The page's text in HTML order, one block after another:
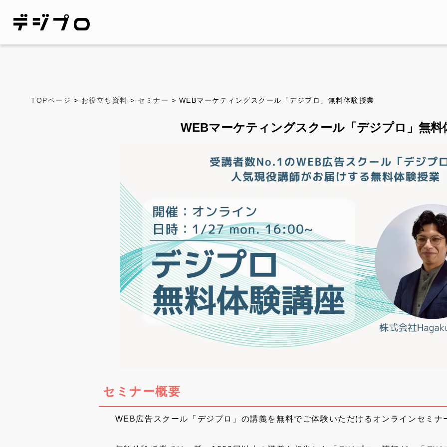
TOPページ > お役立ち資料 > セミナー > WEBマーケティングスクール「デジプロ」無料体験授業
WEBマーケティングスクール「デジプロ」無料
セミナー概要
WEB広告スクール「デジプロ」の講義を無料でご体験いただけるオンラインセミナ